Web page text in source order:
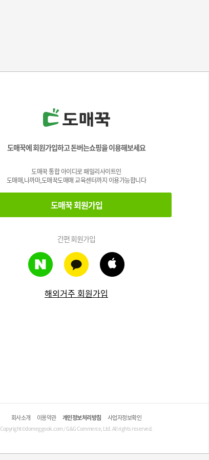
도매꾹에 회원가입하고 돈버는쇼핑을 이용해보세요
도매꾹 통합 아이디로 패밀리사이트인
도매매,나까마,도매꾹도매매 교육센터까지 이용가능합니다
도매꾹 회원가입
간편 회원가입
해외거주 회원가입
회사소개 이용약관 개인정보처리방침 사업자정보확인
Copyright©domeggook.com / G&G Commerce, Ltd. All rights reserved.